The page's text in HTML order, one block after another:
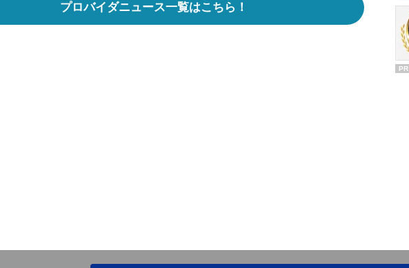
プロバイダニュース一覧はこちら！
PR